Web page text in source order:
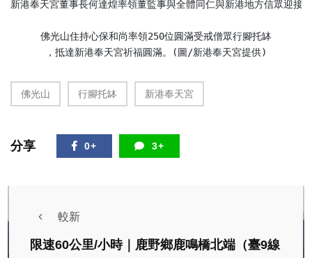
佛光山住持心保和尚率領250位圓滿受戒僧眾行腳托缽
，抵達新港奉天宮祈福圓滿。(圖/新港奉天宮提供)
佛光山 行腳托缽 新港奉天宮
分享 0+ 3+
較新
限速60公里/小時｜鹿野鄉鹿鳴橋北端（臺9線